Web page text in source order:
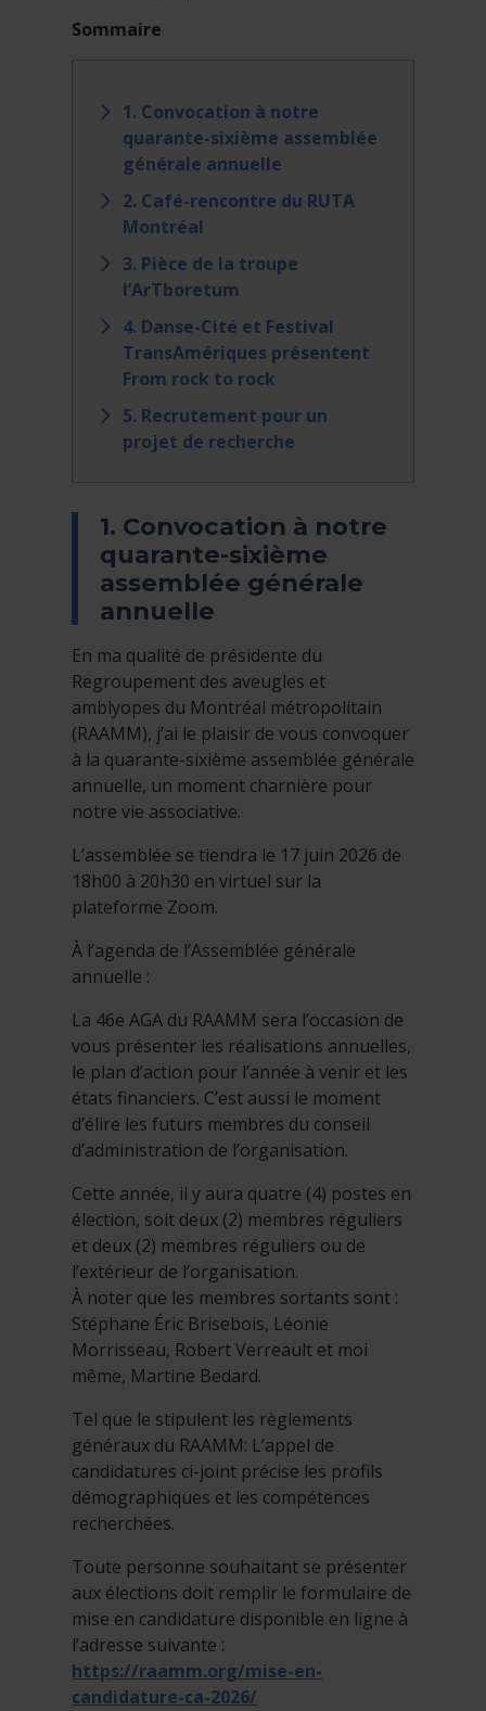
Sommaire
1. Convocation à notre
quarante-sixième assemblée
générale annuelle
2. Café-rencontre du RUTA
Montréal
3. Pièce de la troupe
l’ArTboretum
4. Danse-Cité et Festival
TransAmériques présentent
From rock to rock
5. Recrutement pour un
projet de recherche
1. Convocation à notre
quarante-sixième
assemblée générale
annuelle
En ma qualité de présidente du
Regroupement des aveugles et
amblyopes du Montréal métropolitain
(RAAMM), j’ai le plaisir de vous convoquer
à la quarante-sixième assemblée générale
annuelle, un moment charnière pour
notre vie associative.
L’assemblée se tiendra le 17 juin 2026 de
18h00 à 20h30 en virtuel sur la
plateforme Zoom.
À l’agenda de l’Assemblée générale
annuelle :
La 46e AGA du RAAMM sera l’occasion de
vous présenter les réalisations annuelles,
le plan d’action pour l’année à venir et les
états financiers. C’est aussi le moment
d’élire les futurs membres du conseil
d’administration de l’organisation.
Cette année, il y aura quatre (4) postes en
élection, soit deux (2) membres réguliers
et deux (2) membres réguliers ou de
l’extérieur de l’organisation.
À noter que les membres sortants sont :
Stéphane Éric Brisebois, Léonie
Morrisseau, Robert Verreault et moi
même, Martine Bedard.
Tel que le stipulent les règlements
généraux du RAAMM: L’appel de
candidatures ci-joint précise les profils
démographiques et les compétences
recherchées.
Toute personne souhaitant se présenter
aux élections doit remplir le formulaire de
mise en candidature disponible en ligne à
l’adresse suivante :
https://raamm.org/mise-en-
candidature-ca-2026/